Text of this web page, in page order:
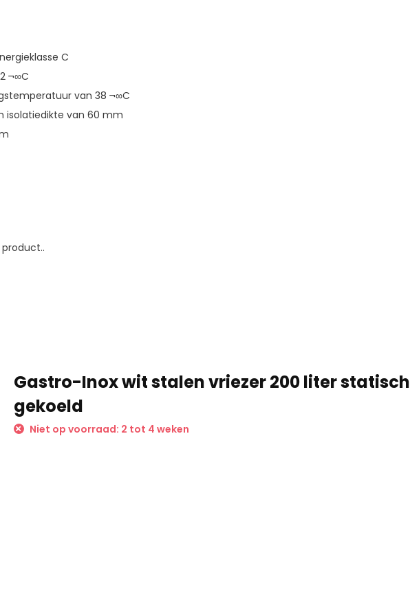
C
¬∞C
van 38 ¬∞C
isolatiedikte van 60 mm
Gastro-Inox wit stalen vriezer 200 liter statisch
gekoeld
Niet op voorraad: 2 tot 4 weken